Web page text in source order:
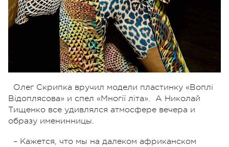
Олег Скрипка вручил модели пластинку «Воплі
Відоплясова» и спел «Многії літа». А Николай
Тищенко все удивлялся атмосфере вечера и
образу именинницы.
– Кажется, что мы на далеком африканском